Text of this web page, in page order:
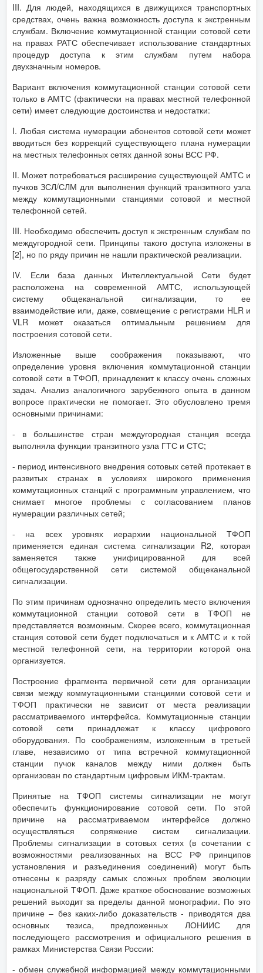
III. Для людей, находящихся в движущихся транспортных
средствах, очень важна возможность доступа к экстренным
службам. Включение коммутационной станции сотовой сети
на правах РАТС обеспечивает использование стандартных
процедур доступа к этим службам путем набора
двухзначным номеров.
Вариант включения коммутационной станции сотовой сети
только в АМТС (фактически на правах местной телефонной
сети) имеет следующие достоинства и недостатки:
I. Любая система нумерации абонентов сотовой сети может
вводиться без коррекций существующего плана нумерации
на местных телефонных сетях данной зоны ВСС РФ.
II. Может потребоваться расширение существующей АМТС и
пучков ЗСЛ/СЛМ для выполнения функций транзитного узла
между коммутационными станциями сотовой и местной
телефонной сетей.
III. Необходимо обеспечить доступ к экстренным службам по
междугородной сети. Принципы такого доступа изложены в
[2], но по ряду причин не нашли практической реализации.
IV. Если база данных Интеллектуальной Сети будет
расположена на современной АМТС, использующей
систему общеканальной сигнализации, то ее
взаимодействие или, даже, совмещение с регистрами HLR и
VLR может оказаться оптимальным решением для
построения сотовой сети.
Изложенные выше соображения показывают, что
определение уровня включения коммутационной станции
сотовой сети в ТФОП, принадлежит к классу очень сложных
задач. Анализ аналогичного зарубежного опыта в данном
вопросе практически не помогает. Это обусловлено тремя
основными причинами:
- в большинстве стран междугородная станция всегда
выполняла функции транзитного узла ГТС и СТС;
- период интенсивного внедрения сотовых сетей протекает в
развитых странах в условиях широкого применения
коммутационных станций с программным управлением, что
снимает многое проблемы с согласованием планов
нумерации различных сетей;
- на всех уровнях иерархии национальной ТФОП
применяется единая система сигнализации R2, которая
заменяется также унифицированной для всей
общегосударственной сети системой общеканальной
сигнализации.
По этим причинам однозначно определить место включения
коммутационной станции сотовой сети в ТФОП не
представляется возможным. Скорее всего, коммутационная
станция сотовой сети будет подключаться и к АМТС и к той
местной телефонной сети, на территории которой она
организуется.
Построение фрагмента первичной сети для организации
связи между коммутационными станциями сотовой сети и
ТФОП практически не зависит от места реализации
рассматриваемого интерфейса. Коммутационные станции
сотовой сети принадлежат к классу цифрового
оборудования. По соображениям, изложенным в третьей
главе, независимо от типа встречной коммутационной
станции пучок каналов между ними должен быть
организован по стандартным цифровым ИКМ-трактам.
Принятые на ТФОП системы сигнализации не могут
обеспечить функционирование сотовой сети. По этой
причине на рассматриваемом интерфейсе должно
осуществляться сопряжение систем сигнализации.
Проблемы сигнализации в сотовых сетях (в сочетании с
возможностями реализованных на ВСС РФ принципов
установления и разъединения соединений) могут быть
отнесены к разряду самых сложных проблем эволюции
национальной ТФОП. Даже краткое обоснование возможных
решений выходит за пределы данной монографии. По это
причине – без каких-либо доказательств - приводятся два
основных тезиса, предложенных ЛОНИИС для
последующего рассмотрения и официального решения в
рамках Министерства Связи России:
- обмен служебной информацией между коммутационными